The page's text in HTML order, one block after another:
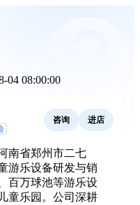
04 08:00:00
咨询 进店
南省郑州市二七
游乐设备研发与销
百万球池等游乐设
童乐园。公司深耕